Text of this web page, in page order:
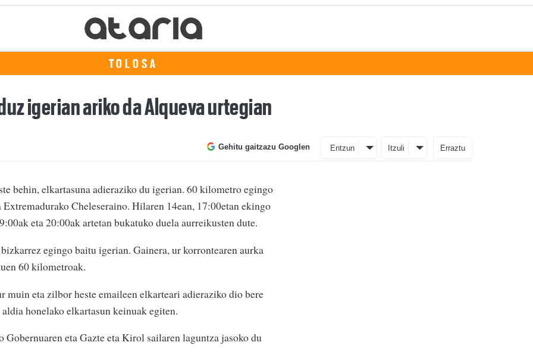
TOLOSA
igerian ariko da Alqueva urtegian
Gehitu gaitzazu Googlen Entzun Itzuli Erraztu
behin, elkartasuna adieraziko du igerian. 60 kilometro egingo
Cheleseraino. Hilaren 14ean, 17:00etan ekingo
eta 20:00ak artetan bukatuko duela aurreikusten dute.
egingo baitu igerian. Gainera, ur korrontearen aurka
60 kilometroak.
muin eta zilbor heste emaileen elkarteari adieraziko dio bere
honelako elkartasun keinuak egiten.
Gobernuaren eta Gazte eta Kirol sailaren laguntza jasoko du